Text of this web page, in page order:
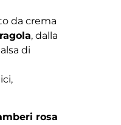
da crema
, dalla
di
rosa